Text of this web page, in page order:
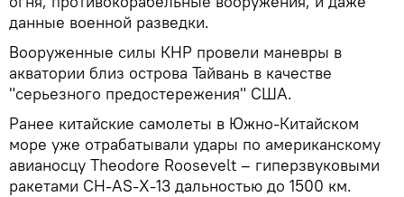
данные военной разведки.
Вооруженные силы КНР провели маневры в
акватории близ острова Тайвань в качестве
"серьезного предостережения" США.
Ранее китайские самолеты в Южно-Китайском
море уже отрабатывали удары по американскому
авианосцу Theodore Roosevelt – гиперзвуковыми
ракетами CH-AS-X-13 дальностью до 1500 км.